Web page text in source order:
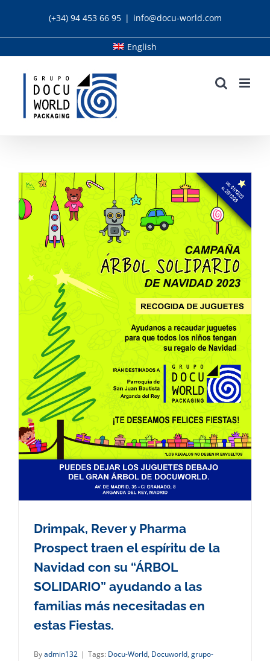
(+34) 94 453 66 95 | info@docu-world.com
English
Drimpak, Rever y Pharma
Prospect traen el espíritu de la
Navidad con su “ÁRBOL
SOLIDARIO” ayudando a las
familias más necesitadas en
estas Fiestas.
Byadmin132 | Tags: Docu-World, Docuworld, grupo-